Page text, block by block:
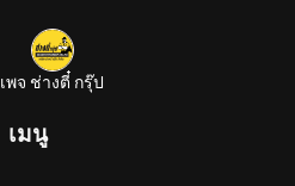
เพจ ช่างตี๋ กรุ๊ป
เมนู